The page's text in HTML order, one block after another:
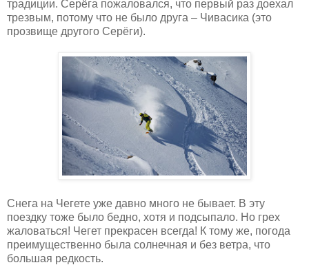
традиции. Серёга пожаловался, что первый раз доехал
трезвым, потому что не было друга – Чивасика (это
прозвище другого Серёги).
Снега на Чегете уже давно много не бывает. В эту
поездку тоже было бедно, хотя и подсыпало. Но грех
жаловаться! Чегет прекрасен всегда! К тому же, погода
преимущественно была солнечная и без ветра, что
большая редкость.